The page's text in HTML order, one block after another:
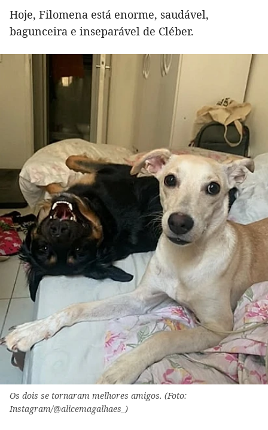
Hoje, Filomena está enorme, saudável,
bagunceira e inseparável de Cléber.
Os dois se tornaram melhores amigos. (Foto:
Instagram/@alicemagalhaes_)